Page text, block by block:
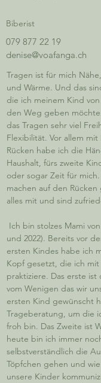
Biberist
079 877 22 19
denise@voafanga.ch
Tragen ist für mich
und Wärme. Und das
die ich meinem Kind
den Weg geben
das Tragen sehr viel
Flexibilität. Vor allem
Rücken habe ich die
Haushalt, fürs zweite
oder sogar Zeit für
machen auf den
alles mit und sind
und 2022). Bereits vor
ersten Kindes habe ich
Kopf gesetzt, die ich
praktiziere. Das erste ist
vom Wenigen das wir
ersten Kind gewünscht
Trageberatung, um die
froh bin. Das Zweite ist
heute bin ich immer
selbstverständlich die
Töpfchen gehen und
unsere Kinder